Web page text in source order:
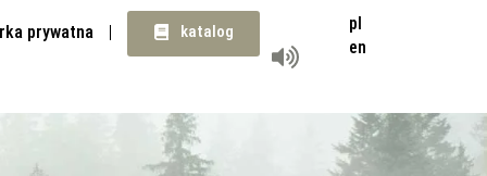
prywatna katalog
pl
en